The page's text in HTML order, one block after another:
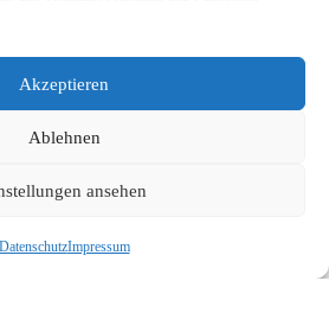
Akzeptieren
Ablehnen
ansehen
DatenschutzImpressum